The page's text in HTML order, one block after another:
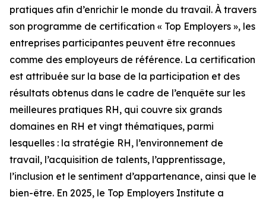
pratiques afin d’enrichir le monde du travail. À travers
son programme de certification « Top Employers », les
entreprises participantes peuvent être reconnues
comme des employeurs de référence. La certification
est attribuée sur la base de la participation et des
résultats obtenus dans le cadre de l’enquête sur les
meilleures pratiques RH, qui couvre six grands
domaines en RH et vingt thématiques, parmi
lesquelles : la stratégie RH, l’environnement de
travail, l’acquisition de talents, l’apprentissage,
l’inclusion et le sentiment d’appartenance, ainsi que le
bien-être. En 2025, le Top Employers Institute a